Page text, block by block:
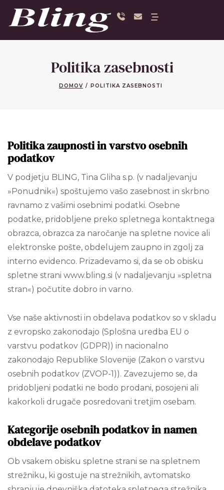
Politika zasebnosti
DOMOV / POLITIKA ZASEBNOSTI
Politika zaupnosti in varstvo osebnih
podatkov
V podjetju BLING, Tina Gliha s.p. (v nadaljevanju
»Ponudnik«) spoštujemo vašo zasebnost in skrbno
ravnamo z vašimi osebnimi podatki. Osebne
podatke, pridobljene preko spletnega kontaktnega
obrazca, obrazca za naročanje na spletne novice ali
elektronske pošte, obdelujem zaupno in zgolj za
interno evidenco. Prizadevamo si, da se ob obisku
spletne strani www.bling.si (v nadaljevanju »spletna
stran«) počutite dobro in varno.
Vse naše aktivnosti in obdelava podatkov so v skladu
z evropsko zakonodajo (Splošna uredba EU o
varstvu podatkov (GDPR)) in nacionalno
zakonodajo Republike Slovenije (Zakon o varstvu
osebnih podatkov (ZVOP-1)). Zavezujemo se, da
pridobljeni podatki ne bodo prodani, posojeni ali
kakorkoli drugače posredovani tretjim osebam.
Kategorije osebnih podatkov in namen
obdelave podatkov
Ob vsakem obisku spletne strani se na spletnem
strežniku, ki gostuje na strežnikih, avtomatsko